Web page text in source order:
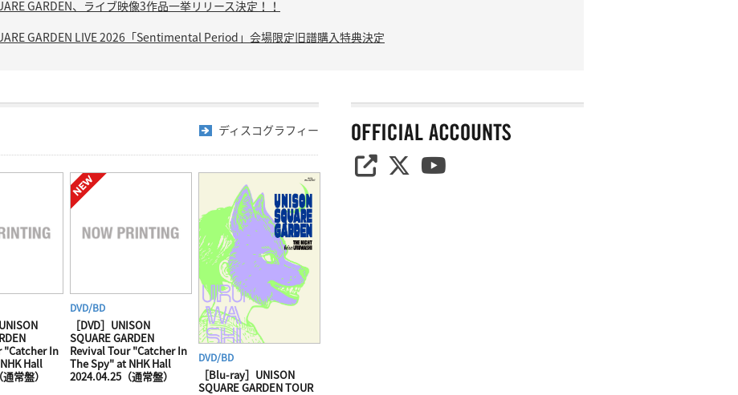
GARDEN、ライブ映像3作品一挙リリース決定！！
GARDEN LIVE 2026「Sentimental Period」会場限定旧譜購入特典決定
ディスコグラフィー
"Catcher In
Hall
常盤）
DVD/BD
［DVD］UNISON
SQUARE GARDEN
Revival Tour "Catcher In
The Spy" at NHK Hall
2024.04.25（通常盤）
DVD/BD
［Blu-ray］UNISON
SQUARE GARDEN TOUR